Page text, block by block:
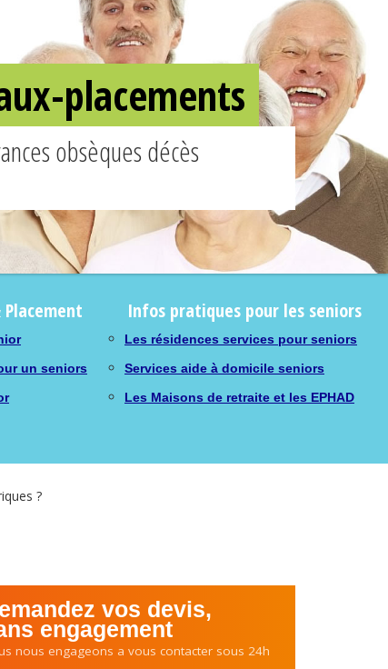
placements
obsèques décès
un seniors
Infos pratiques pour les seniors
Les résidences services pour seniors
Services aide à domicile seniors
Les Maisons de retraite et les EPHAD
?